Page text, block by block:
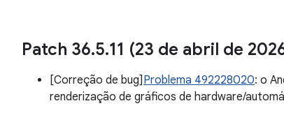
Patch 36.5.11 (23 de abril de
[Correção de bug] Problema 492228020: o
renderização de gráficos de hardware/